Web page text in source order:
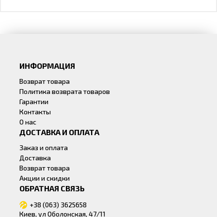
ИНФОРМАЦИЯ
Возврат товара
Политика возврата товаров
Гарантии
Контакты
О нас
ДОСТАВКА И ОПЛАТА
Заказ и оплата
Доставка
Возврат товара
Акции и скидки
ОБРАТНАЯ СВЯЗЬ
+38 (063) 3625658
Киев, ул Оболонская, 47/11